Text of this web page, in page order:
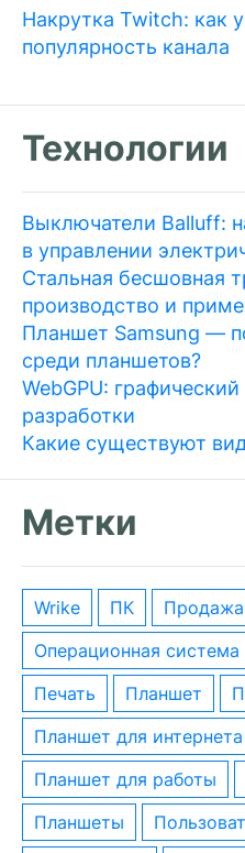
Накрутка Twitch: как
популярность канала
Технологии
Выключатели Balluff:
в управлении
Стальная бесшовная
производство и
Планшет Samsung —
среди планшетов?
WebGPU:
разработки
Какие существуют
Метки
wrike ПК
Продажа
операционная система
печать
планшет
планшет для интернета
планшет для работы
планшеты